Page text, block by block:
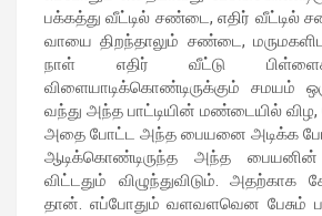
பக்கத்து வீட்டில் சண்டை, எதிர் வீட்டில்
வாயை திறந்தாலும் சண்டை,
நாள் எதிர் வீட்டு
விளையாடிக்கொண்டிருக்கும் சமயம்
வந்து அந்த பாட்டியின் மண்டையில் விழ,
அதை போட்ட அந்த பையனை அடிக்க
ஆடிக்கொண்டிருந்த அந்த
விட்டதும் விழுந்துவிடும்.
தான். எப்போதும் வளவளவென பேசும்